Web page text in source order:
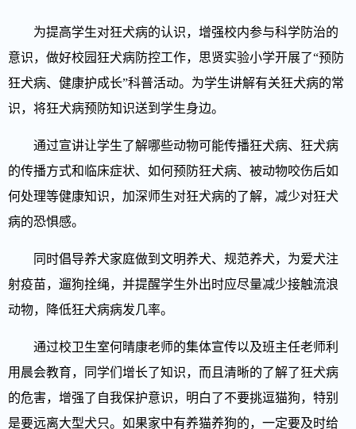
为提高学生对狂犬病的认识，增强校内参与科学防治的
意识，做好校园狂犬病防控工作，思贤实验小学开展了“预防
狂犬病、健康护成长”科普活动。为学生讲解有关狂犬病的常
识，将狂犬病预防知识送到学生身边。
通过宣讲让学生了解哪些动物可能传播狂犬病、狂犬病
的传播方式和临床症状、如何预防狂犬病、被动物咬伤后如
何处理等健康知识，加深师生对狂犬病的了解，减少对狂犬
病的恐惧感。
同时倡导养犬家庭做到文明养犬、规范养犬，为爱犬注
射疫苗，遛狗拴绳，并提醒学生外出时应尽量减少接触流浪
动物，降低狂犬病病发几率。
通过校卫生室何晴康老师的集体宣传以及班主任老师利
用晨会教育，同学们增长了知识，而且清晰的了解了狂犬病
的危害，增强了自我保护意识，明白了不要挑逗猫狗，特别
是要远离大型犬只。如果家中有养猫养狗的，一定要及时给